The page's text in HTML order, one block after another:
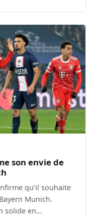
son envie de
qu’il souhaite
Munich.
solide en…